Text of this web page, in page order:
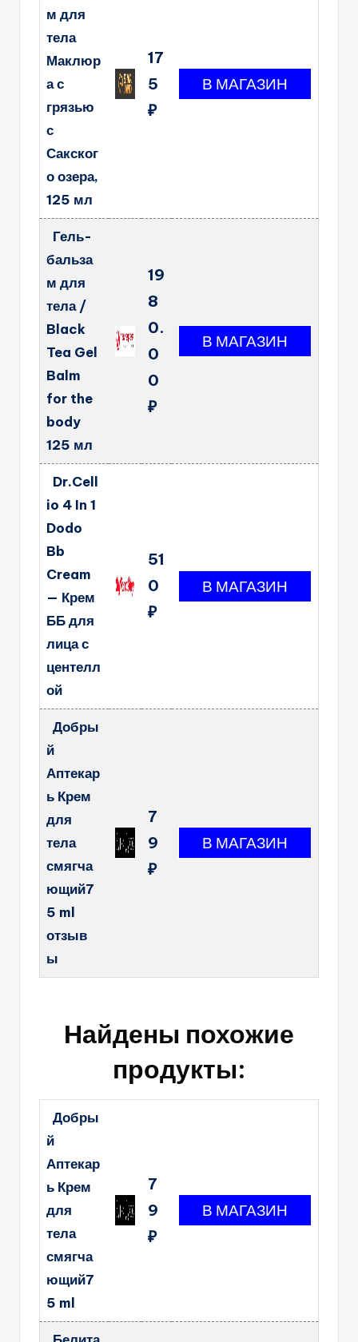
м для
тела
Маклюр
а с
грязью
с
Сакског
о озера,
125 мл
17
5
₽
Гель-
бальза
м для
тела /
Black
Tea Gel
Balm
for the
body
125 мл
19
8
0.
0
0
₽
Dr.Cell
io 4 In 1
Dodo
Bb
Cream
— Крем
ББ для
лица с
центелл
ой
51
0
₽
Добры
й
Аптекар
ь Крем
для
тела
смягча
ющий7
5 ml
отзыв
ы
7
9
₽
Найдены похожие
продукты:
Добры
й
Аптекар
ь Крем
для
тела
смягча
ющий7
5 ml
7
9
₽